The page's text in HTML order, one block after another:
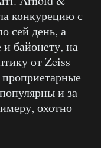
конкурецию с
сей день, а
и байонету, на
от Zeiss
и за
охотно